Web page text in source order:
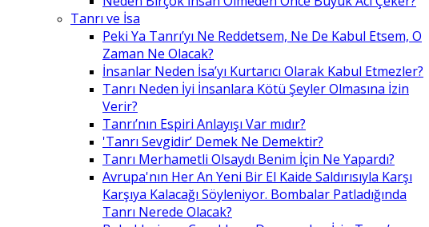
Tanrı ve İsa
Peki Ya Tanrı’yı Ne Reddetsem, Ne De Kabul Etsem, O
Zaman Ne Olacak?
İnsanlar Neden İsa’yı Kurtarıcı Olarak Kabul Etmezler?
Tanrı Neden İyi İnsanlara Kötü Şeyler Olmasına İzin
Verir?
Tanrı’nın Espiri Anlayışı Var mıdır?
'Tanrı Sevgidir’ Demek Ne Demektir?
Tanrı Merhametli Olsaydı Benim İçin Ne Yapardı?
Avrupa'nın Her An Yeni Bir El Kaide Saldırısıyla Karşı
Karşıya Kalacağı Söyleniyor. Bombalar Patladığında
Tanrı Nerede Olacak?